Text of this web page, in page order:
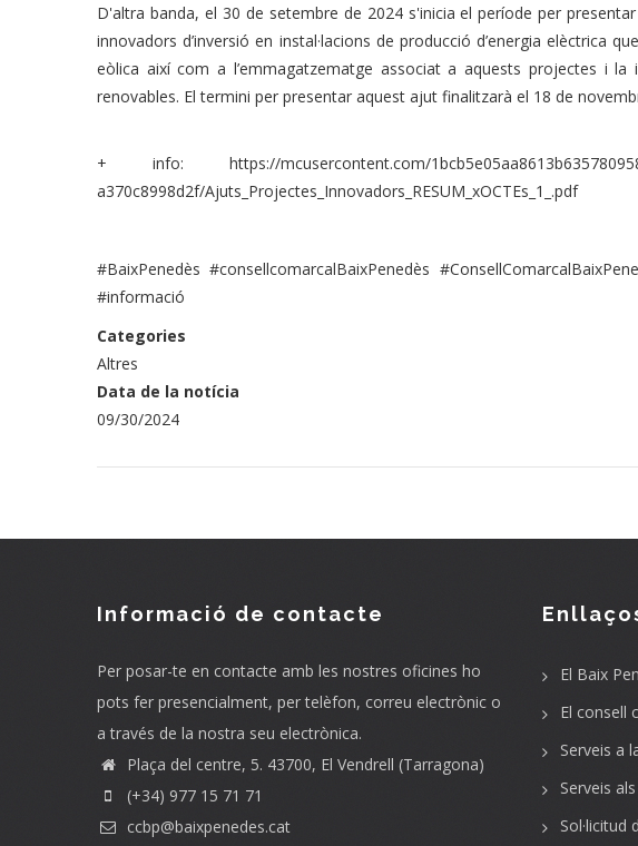
D'altra banda, el 30 de setembre de 2024 s'inicia el període per
innovadors d’inversió en instal·lacions de producció d’energia elèctrica
eòlica així com a l’emmagatzematge associat a aquests projectes i
renovables. El termini per presentar aquest ajut finalitzarà el 18 de
+ info: https://mcusercontent.com/
a370c8998d2f/Ajuts_Projectes_Innovadors_RESUM_xOCTEs_1_.pdf
#BaixPenedès #consellcomarcalBaixPenedès
#informació
Categories
Altres
Data de la notícia
09/30/2024
Informació de contacte
Per posar-te en contacte amb les nostres oficines ho
pots fer presencialment, per telèfon, correu electrònic o
a través de la nostra seu electrònica.
Plaça del centre, 5. 43700, El Vendrell (Tarragona)
(+34) 977 15 71 71
ccbp@baixpenedes.cat
El Baix
El consell
Serveis a
Serveis
Sol·licitud